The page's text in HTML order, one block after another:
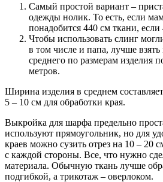
Самый простой вариант –
одежды нолик. То есть, если
понадобится 440 см ткани, если
Чтобы использовать слинг
в том числе и папа, лучше
среднего по размерам изделия
метров.
Ширина изделия в среднем
5 – 10 см для обработки края.
Выкройка для шарфа предельно
используют прямоугольник, но для
краев можно сузить отрез на 10 – 20
с каждой стороны. Все, что нужно
материала. Обычную ткань лучше
подгибкой, а трикотаж – оверлоком.